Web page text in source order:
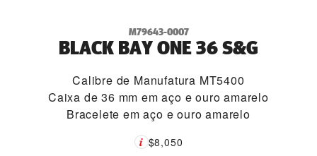
M79643-0007
BLACK BAY ONE 36 S&G
Calibre de Manufatura MT5400
Caixa de 36 mm em aço e ouro amarelo
Bracelete em aço e ouro amarelo
$8,050